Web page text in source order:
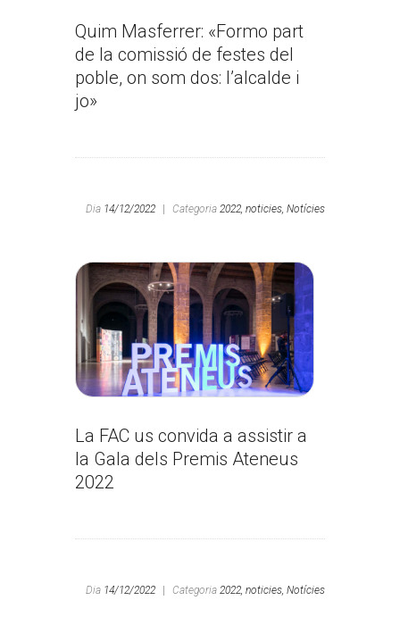
Quim Masferrer: «Formo part
de la comissió de festes del
poble, on som dos: l’alcalde i
jo»
Dia 14/12/2022 | Categoria 2022, noticies, Notícies
La FAC us convida a assistir a
la Gala dels Premis Ateneus
2022
Dia 14/12/2022 | Categoria 2022, noticies, Notícies